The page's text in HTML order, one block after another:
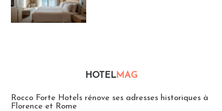
HOTELMAG
Rocco Forte Hotels rénove ses adresses historiques à
Florence et Rome